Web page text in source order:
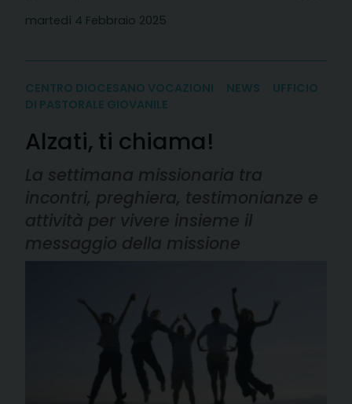
martedì 4 Febbraio 2025
CENTRO DIOCESANO VOCAZIONI NEWS
UFFICIO
DI PASTORALE GIOVANILE
Alzati, ti chiama!
La settimana missionaria tra
incontri, preghiera, testimonianze e
attività per vivere insieme il
messaggio della missione